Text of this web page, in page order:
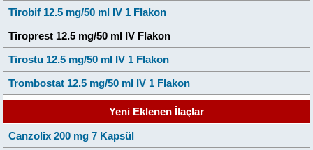
Tirobif 12.5 mg/50 ml IV 1 Flakon
Tiroprest 12.5 mg/50 ml IV Flakon
Tirostu 12.5 mg/50 ml IV 1 Flakon
Trombostat 12.5 mg/50 ml IV 1 Flakon
Yeni Eklenen İlaçlar
Canzolix 200 mg 7 Kapsül